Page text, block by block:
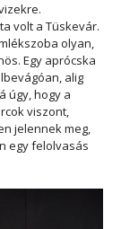
volt a Tüskevár.
olyan,
Egy aprócska
alig
úgy, hogy a
viszont,
jelennek meg,
egy felolvasás